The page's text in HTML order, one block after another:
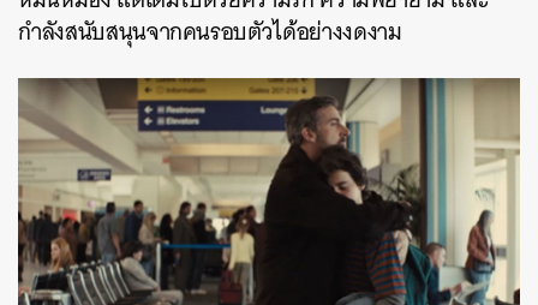
กำลังสนับสนุนจากคนรอบตัวได้อย่างงดงาม